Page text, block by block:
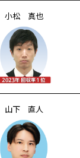
小松 真也
山下 直人